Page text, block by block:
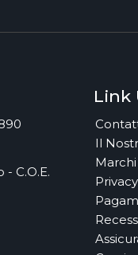
C.O.E.
Link
Il
Marchi